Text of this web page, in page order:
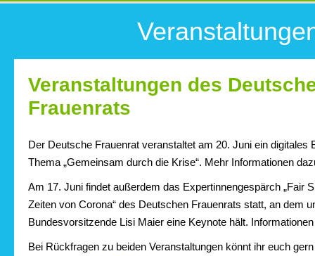
Veranstaltungen des
Frauenrats
Der Deutsche Frauenrat veranstaltet am 20. Juni ein digitales
Thema „Gemeinsam durch die Krise“. Mehr Informationen
Am 17. Juni findet außerdem das Expertinnengespärch „Fair
Zeiten von Corona“ des Deutschen Frauenrats statt, an dem
Bundesvorsitzende Lisi Maier eine Keynote hält.
Bei Rückfragen zu beiden Veranstaltungen könnt ihr euch